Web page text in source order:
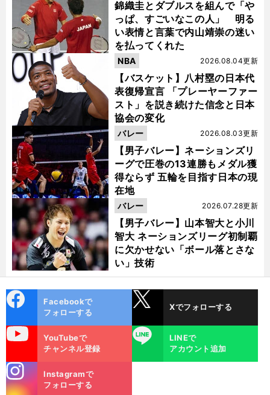
錦織圭とダブルスを組んで「や
っぱ、すごいなこの人」 明る
い表情と言葉で内山靖崇の迷い
を払ってくれた
【バスケット】八村塁の日本代
表復帰宣言 「プレーヤーファー
スト」を説き続けた信念と日本
協会の変化
2026.08.04更新
NBA
【男子バレー】ネーションズリ
ーグで圧巻の13連勝もメダル獲
得ならず 五輪を目指す日本の現
在地
2026.08.03更新
バレー
【男子バレー】山本智大と小川
智大 ネーションズリーグ初制覇
に欠かせない「ボール落とさな
い」技術
2026.07.28更新
バレー
ok
Facebookで
フォローする
Xでフォローする
YouTubeで
チャンネル登録
LINE
LINEで
アカウント追加
m
Instagramで
フォローする